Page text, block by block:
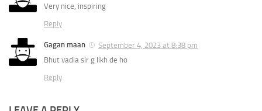
Very nice, inspiring
Reply
Gagan maan
September 4, 2023 at 8:38 pm
Bhut vadia sir g likh de ho
Reply